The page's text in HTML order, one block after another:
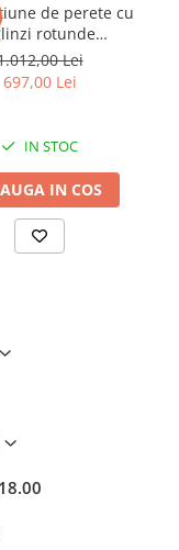
de perete cu
rotunde
și ramă
aurie 100 x 2.3 x
51.5 cm
Lei
697,00 Lei
IN STOC
IN COS